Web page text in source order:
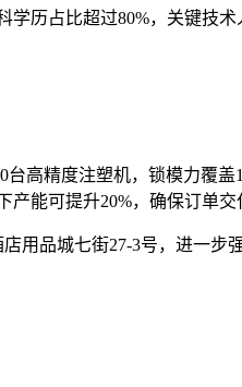
历占比超过80%，关键技
高精度注塑机，锁模力覆
能可提升20%，确保订单交
用品城七街27-3号，进一步